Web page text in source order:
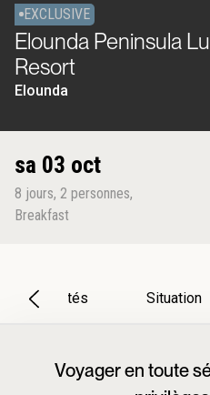
EXCLUSIVE
Elounda Peninsula
Resort
Elounda
sa 03 oct
8 jours, 2 personnes,
Breakfast
Particularités Situation
Voyager en toute